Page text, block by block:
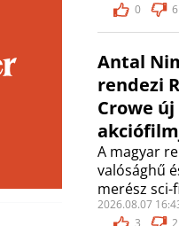
0
6
Antal
rendezi
Crowe
A magyar
valósághű
merész
2026.08.07